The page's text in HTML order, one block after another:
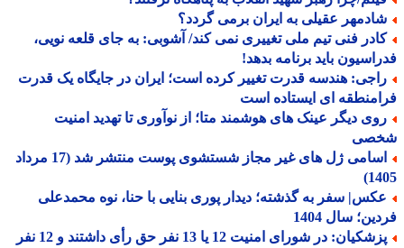
عقیلی به ایران برمی گردد؟
فنی تیم ملی تغییری نمی کند/ آشوبی: به جای قلعه نویی،
باید برنامه بدهد!
هندسه قدرت تغییر کرده است؛ ایران در جایگاه یک قدرت
ای ایستاده است
دیگر عینک های هوشمند متا؛ از نوآوری تا تهدید امنیت
اسامی ژل های غیر مجاز شستشوی پوست منتشر شد (17 مرداد
سفر به گذشته؛ دیدار پوری بنایی با حنا، نوه محمدعلی
سال 1404
پزشکیان: در شورای امنیت 12 یا 13 نفر حق رأی داشتند و 12 نفر